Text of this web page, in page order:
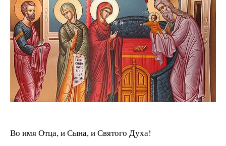
Во имя Отца, и Сына, и Святого Духа!